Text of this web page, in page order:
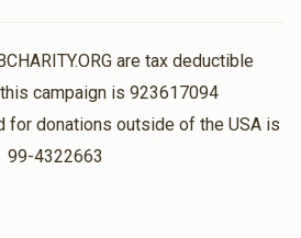
מרדכי לייב פרנס , עזרא יואל ניווח,
יצחק ברילל, מרדכי וועבערמאן, שמעון יאקאב ,
are tax deductible
campaign is 923617094
for donations outside of the USA is
99-4322663